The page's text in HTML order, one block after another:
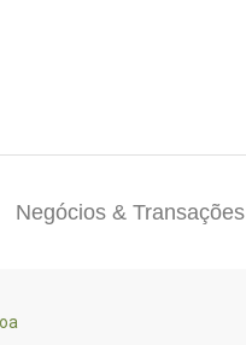
Negócios & Transações